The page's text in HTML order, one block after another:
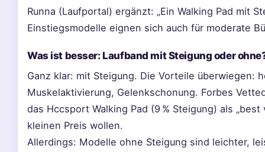
Runna (Laufportal) ergänzt: „Ein Walking Pad mit
Einstiegsmodelle eignen sich auch für moderate
Was ist besser: Laufband mit Steigung oder
Ganz klar: mit Steigung. Die Vorteile überwiegen:
Muskelaktivierung, Gelenkschonung. Forbes
das Hccsport Walking Pad (9 % Steigung) als
kleinen Preis wollen.
Allerdings: Modelle ohne Steigung sind leichter,